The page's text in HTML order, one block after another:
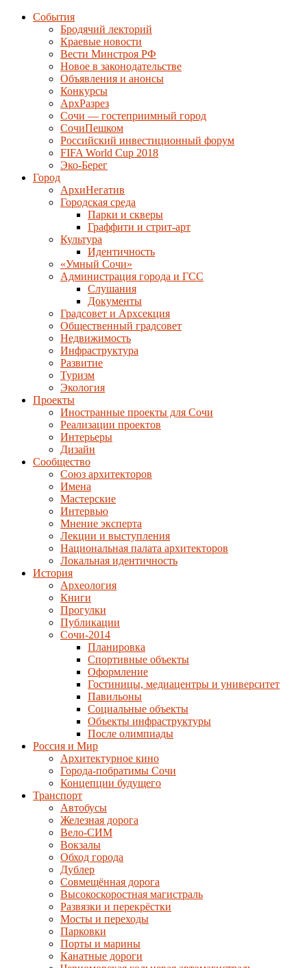
События
Бродячий лекторий
Краевые новости
Вести Минстроя РФ
Новое в законодательстве
Объявления и анонсы
Конкурсы
АрхРазрез
Сочи — гостеприимный город
СочиПешком
Российский инвестиционный форум
FIFA World Cup 2018
Эко-Берег
Город
АрхиНегатив
Городская среда
Парки и скверы
Граффити и стрит-арт
Культура
Идентичность
«Умный Сочи»
Администрация города и ГСС
Слушания
Документы
Градсовет и Архсекция
Общественный градсовет
Недвижимость
Инфраструктура
Развитие
Туризм
Экология
Проекты
Иностранные проекты для Сочи
Реализации проектов
Интерьеры
Дизайн
Сообщество
Союз архитекторов
Имена
Мастерские
Интервью
Мнение эксперта
Лекции и выступления
Национальная палата архитекторов
Локальная идентичность
История
Археология
Книги
Прогулки
Публикации
Сочи-2014
Планировка
Спортивные объекты
Оформление
Гостиницы, медиацентры и университет
Павильоны
Социальные объекты
Объекты инфраструктуры
После олимпиады
Россия и Мир
Архитектурное кино
Города-побратимы Сочи
Концепции будущего
Транспорт
Автобусы
Железная дорога
Вело-СИМ
Вокзалы
Обход города
Дублер
Совмещённая дорога
Высокоскоростная магистраль
Развязки и перекрёстки
Мосты и переходы
Парковки
Порты и марины
Канатные дороги